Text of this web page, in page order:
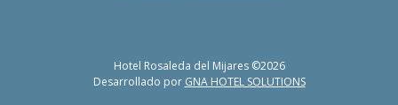
Hotel Rosaleda del Mijares ©2026
Desarrollado por GNA HOTEL SOLUTIONS